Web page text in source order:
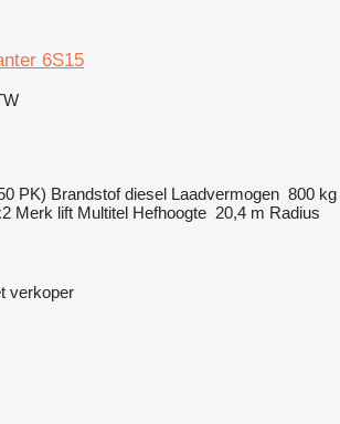
6S15
PK) Brandstof diesel Laadvermogen 800 kg
Merk lift Multitel Hefhoogte 20,4 m Radius
verkoper